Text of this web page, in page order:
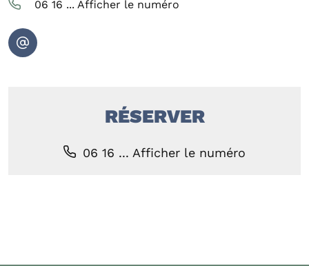
06 16 ... Afficher le numéro
RÉSERVER
06 16 ... Afficher le numéro